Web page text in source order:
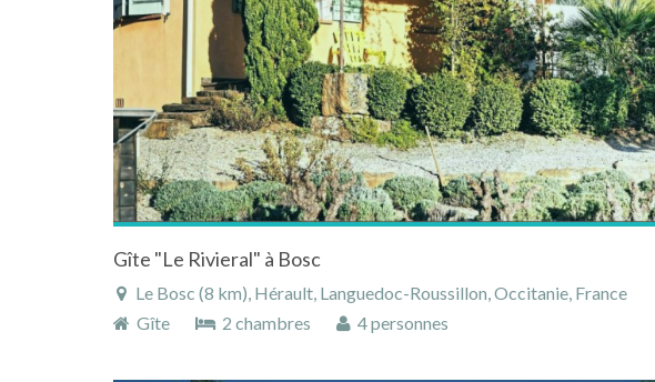
Gîte "Le Rivieral" à Bosc
Le Bosc (8 km), Hérault, Languedoc-Roussillon, Occitanie, France
Gîte
2 chambres 4 personnes